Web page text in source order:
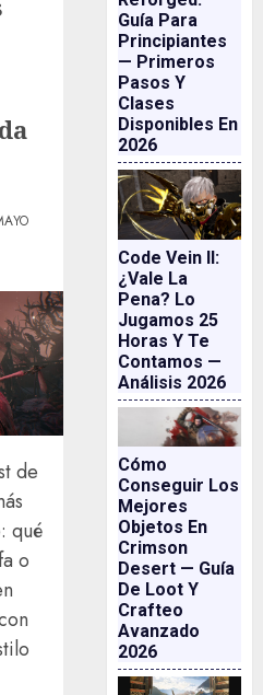
de
qué
o
Guía Para
Principiantes
— Primeros
Pasos Y
Clases
Disponibles En
2026
Code Vein II:
¿vale La
Pena? Lo
Jugamos 25
Horas Y Te
Contamos —
Análisis 2026
Cómo
Conseguir Los
Mejores
Objetos En
Crimson
Desert — Guía
De Loot Y
Crafteo
Avanzado
2026